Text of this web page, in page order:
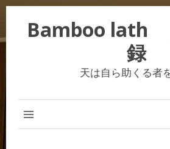
Bamboo lath
録
天は自ら助くる者